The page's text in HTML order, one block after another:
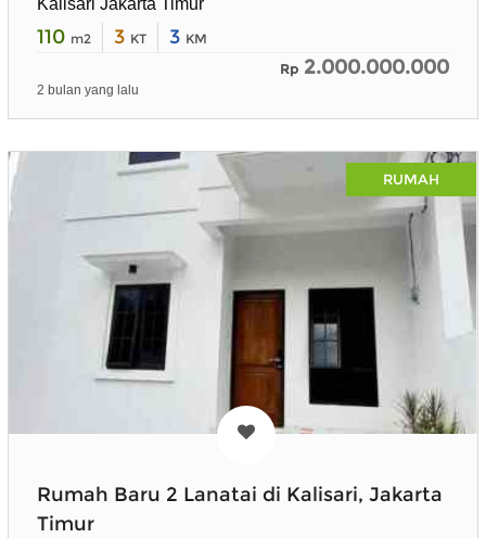
Kalisari Jakarta Timur
110 m2 3 KT 3 KM
Rp 2.000.000.000
2 bulan yang lalu
RUMAH
Rumah Baru 2 Lanatai di Kalisari, Jakarta
Timur